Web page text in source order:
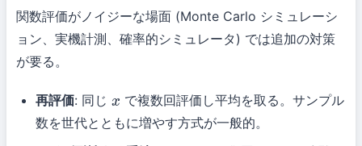
関数評価がノイジーな場面 (Monte Carlo シミュレーシ
ョン、実機計測、確率的シミュレータ) では追加の対策
が要る。
再評価: 同じ x で複数回評価し平均を取る。サンプル
数を世代とともに増やす方式が一般的。